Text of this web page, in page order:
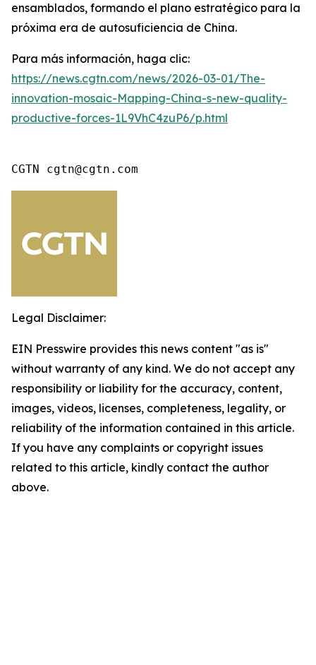
ensamblados, formando el plano estratégico para la
próxima era de autosuficiencia de China.
Para más información, haga clic:
https://news.cgtn.com/news/2026-03-01/The-
innovation-mosaic-Mapping-China-s-new-quality-
productive-forces-1L9VhC4zuP6/p.html
CGTN cgtn@cgtn.com
Legal Disclaimer:
EIN Presswire provides this news content "as is"
without warranty of any kind. We do not accept any
responsibility or liability for the accuracy, content,
images, videos, licenses, completeness, legality, or
reliability of the information contained in this article.
If you have any complaints or copyright issues
related to this article, kindly contact the author
above.